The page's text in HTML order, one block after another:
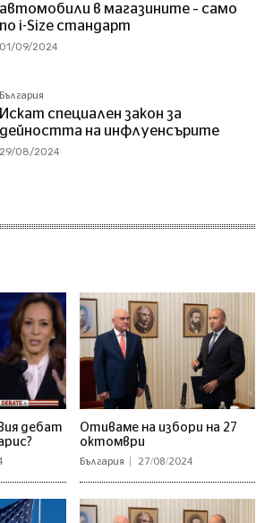
автомобили в магазините – само
по i-Size стандарт
01/09/2024
България
Искат специален закон за
дейността на инфлуенсърите
29/08/2024
дебат
Отиваме на избори на 27
октомври
България 27/08/2024